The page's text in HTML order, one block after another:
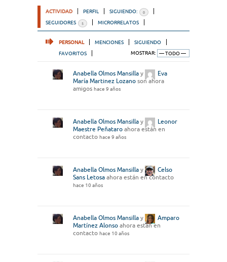
ACTIVIDAD PERFIL SIGUIENDO: 0
SEGUIDORES 5 MICRORRELATOS
PERSONAL MENCIONES
SIGUIENDO
FAVORITOS
MOSTRAR:
Anabella Olmos Mansilla y
Eva
María Martinez Lozano son ahora
amigos hace 9 años
Anabella Olmos Mansilla y
Leonor
Maestre Peñataro ahora están en
contacto hace 9 años
Anabella Olmos Mansilla y
Celso
Sans Letosa ahora están en contacto
hace 10 años
Anabella Olmos Mansilla y
Amparo
Martínez Alonso ahora están en
contacto hace 10 años